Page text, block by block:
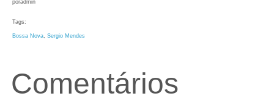
poradmin
Tags:
Bossa Nova Sergio Mendes
Comentários